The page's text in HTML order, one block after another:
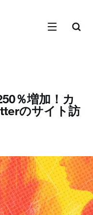
％増加！カ
のサイト訪